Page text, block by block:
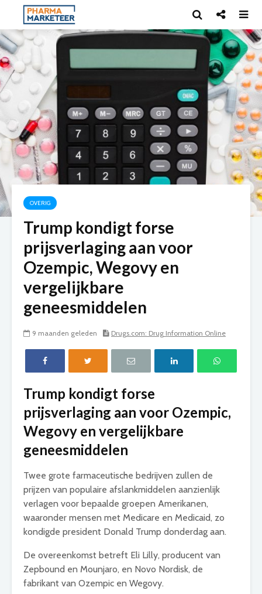
OVERIG
Trump kondigt forse
prijsverlaging aan voor
Ozempic, Wegovy en
vergelijkbare
geneesmiddelen
9 maanden geleden Drugs.com: Drug Information Online
Trump kondigt forse
prijsverlaging aan voor Ozempic,
Wegovy en vergelijkbare
geneesmiddelen
Twee grote farmaceutische bedrijven zullen de
prijzen van populaire afslankmiddelen aanzienlijk
verlagen voor bepaalde groepen Amerikanen,
waaronder mensen met Medicare en Medicaid, zo
kondigde president Donald Trump donderdag aan.
De overeenkomst betreft Eli Lilly, producent van
Zepbound en Mounjaro, en Novo Nordisk, de
fabrikant van Ozempic en Wegovy.